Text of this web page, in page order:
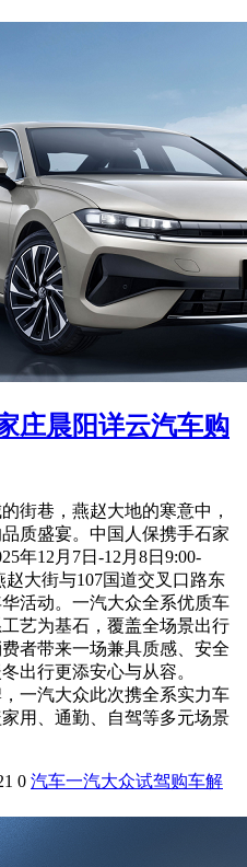
庄晨阳详云汽车购
巷，燕赵大地的寒意中，
质盛宴。中国人保携手石家
年12月7日-12月8日9:00-
赵大街与107国道交叉口路东
活动。一汽大众全系优质车
艺为基石，覆盖全场景出行
者带来一场兼具质感、安全
冬出行更添安心与从容。
一汽大众此次携全系实力车
用、通勤、自驾等多元场景
0 汽车一汽大众试驾购车解